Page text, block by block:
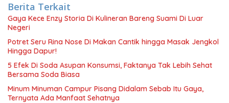
Berita Terkait
Gaya Kece Enzy Storia Di Kulineran Bareng Suami Di Luar
Negeri
Potret Seru Rina Nose Di Makan Cantik hingga Masak Jengkol
Hingga Dapur!
5 Efek Di Soda Asupan Konsumsi, Faktanya Tak Lebih Sehat
Bersama Soda Biasa
Minum Minuman Campur Pisang Didalam Sebab Itu Gaya,
Ternyata Ada Manfaat Sehatnya